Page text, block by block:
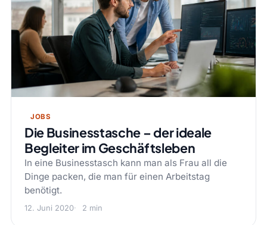
JOBS
Die Businesstasche – der ideale
Begleiter im Geschäftsleben
In eine Businesstasch kann man als Frau all die
Dinge packen, die man für einen Arbeitstag
benötigt.
12. Juni 2020 2 min